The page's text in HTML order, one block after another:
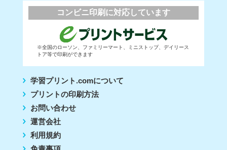
コンビニ印刷に対応しています
※全国のローソン、ファミリーマート、ミニストップ、デイリース
トア等で印刷ができます
学習プリント.comについて
プリントの印刷方法
お問い合わせ
運営会社
利用規約